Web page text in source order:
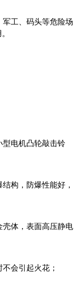
工、码头等危险场
型电机凸轮敲击铃
构，防爆性能好，
壳体，表面高压静电
会引起火花；